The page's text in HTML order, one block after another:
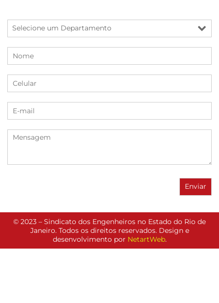
© 2023 – Sindicato dos Engenheiros no Estado do Rio de
Janeiro. Todos os direitos reservados. Design e
desenvolvimento por NetartWeb.